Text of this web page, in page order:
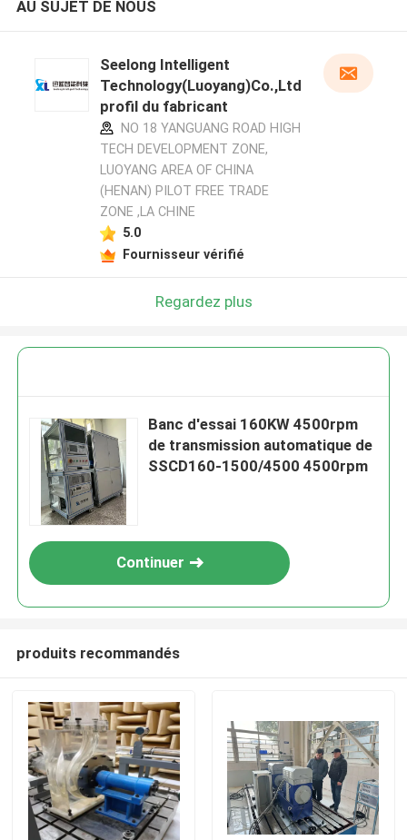
À la maison
AU SUJET DE NOUS
Seelong Intelligent
Technology(Luoyang)Co.,Ltd
profil du fabricant
NO 18 YANGUANG ROAD HIGH
TECH DEVELOPMENT ZONE,
LUOYANG AREA OF CHINA
(HENAN) PILOT FREE TRADE
ZONE ,LA CHINE
5.0
Fournisseur vérifié
Regardez plus
Banc d'essai 160KW 4500rpm
de transmission automatique de
SSCD160-1500/4500 4500rpm
Continuer
produits recommandés